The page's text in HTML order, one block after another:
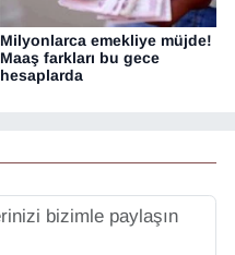
Milyonlarca emekliye müjde!
Maaş farkları bu gece
hesaplarda